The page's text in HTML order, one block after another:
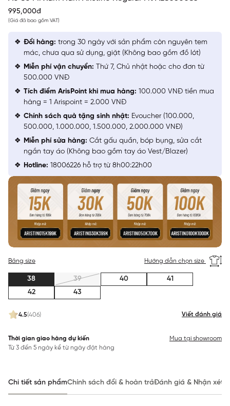
995,000đ
(Giá đã bao gồm VAT)
4.5(406) Viết đánh giá
Bảng size Hướng dẫn chọn size
38 39 40
41
42
43
Thời gian giao hàng dự kiến
Từ 3 đến 5 ngày kể từ ngày đặt hàng
Mua tại showroom
Đổi hàng: trong 30 ngày với sản phẩm còn nguyên tem
mác, chưa qua sử dụng, giặt (Không bao gồm đồ lót)
Miễn phí vận chuyển: Thứ 7, Chủ nhật hoặc cho đơn từ
500.000 VNĐ
Tích điểm ArisPoint khi mua hàng: 100.000 VNĐ tiền mua
hàng = 1 Arispoint = 2.000 VNĐ
Chính sách quà tặng sinh nhật: Evoucher (100.000,
500.000, 1.000.000, 1.500.000, 2.000.000 VNĐ)
Miễn phí sửa hàng: Cắt gấu quần, bóp bụng, sửa cắt
ngắn tay áo (Không bao gồm tay áo Vest/Blazer)
Hotline: 18006226 hỗ trợ từ 8h00:22h00
Chi tiết sản phẩmChính sách đổi & hoàn trảĐánh giá & Nhận xét